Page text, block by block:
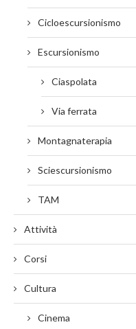
Cicloescursionismo
Escursionismo
Ciaspolata
Via ferrata
Montagnaterapia
Sciescursionismo
TAM
Attività
Corsi
Cultura
Cinema